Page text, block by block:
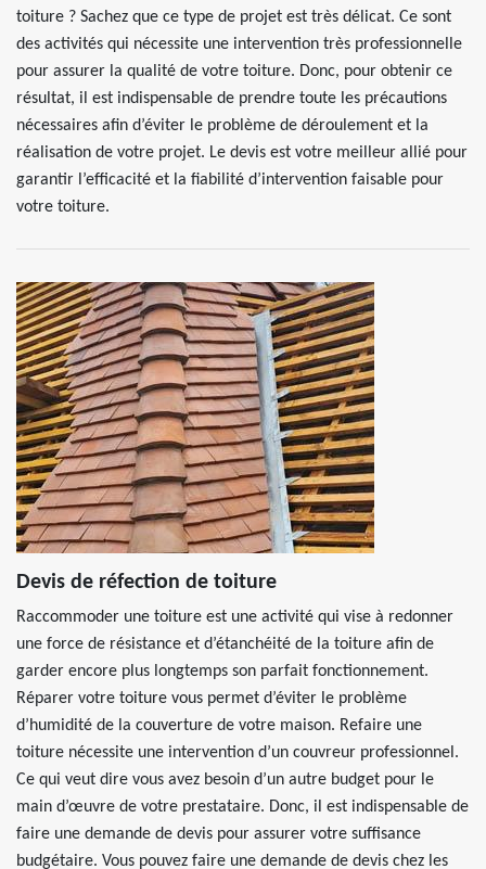
toiture ? Sachez que ce type de projet est très délicat. Ce sont
des activités qui nécessite une intervention très professionnelle
pour assurer la qualité de votre toiture. Donc, pour obtenir ce
résultat, il est indispensable de prendre toute les précautions
nécessaires afin d’éviter le problème de déroulement et la
réalisation de votre projet. Le devis est votre meilleur allié pour
garantir l’efficacité et la fiabilité d’intervention faisable pour
votre toiture.
Devis de réfection de toiture
Raccommoder une toiture est une activité qui vise à redonner
une force de résistance et d’étanchéité de la toiture afin de
garder encore plus longtemps son parfait fonctionnement.
Réparer votre toiture vous permet d’éviter le problème
d’humidité de la couverture de votre maison. Refaire une
toiture nécessite une intervention d’un couvreur professionnel.
Ce qui veut dire vous avez besoin d’un autre budget pour le
main d’œuvre de votre prestataire. Donc, il est indispensable de
faire une demande de devis pour assurer votre suffisance
budgétaire. Vous pouvez faire une demande de devis chez les